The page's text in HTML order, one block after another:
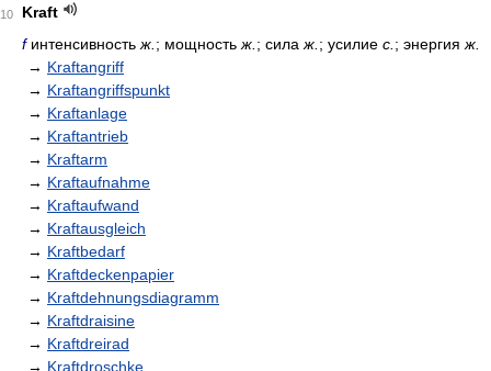
10
Kraft
fинтенсивность ж. ; мощность ж. ; сила ж. ; усилие с. ; энергия ж.
→ Kraftangriff
→ Kraftangriffspunkt
→ Kraftanlage
→ Kraftantrieb
→ Kraftarm
→ Kraftaufnahme
→ Kraftaufwand
→ Kraftausgleich
→ Kraftbedarf
→ Kraftdeckenpapier
→ Kraftdehnungsdiagramm
→ Kraftdraisine
→ Kraftdreirad
→ Kraftdroschke